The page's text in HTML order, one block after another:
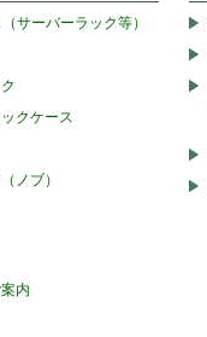
サーバーラック等）
クケース
ノブ）
内